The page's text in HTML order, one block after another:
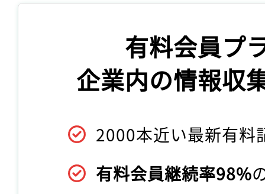
有料会員プ
企業内の情報収
2000本近い最新有料
有料会員継続率98%